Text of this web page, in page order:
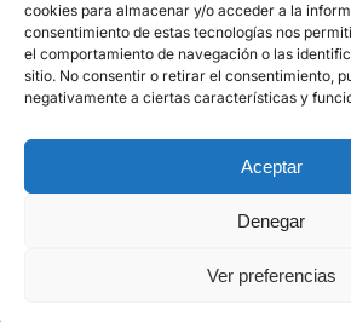
cookies para almacenar y/o acceder a la
consentimiento de estas tecnologías nos
el comportamiento de navegación o las
sitio. No consentir o retirar el consentimiento,
negativamente a ciertas características y
Aceptar
Denegar
Ver preferencias
Facebook
Twitter
Instagram
Youtube
(HANDYTRON TELECOMUNICACIONES)